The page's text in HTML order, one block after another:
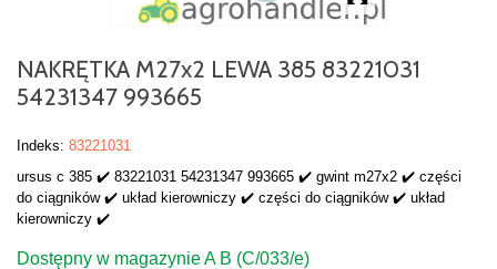
NAKRĘTKA M27x2 LEWA 385 83221031
54231347 993665
Indeks: 83221031
ursus c 385 ✔️ 83221031 54231347 993665 ✔️ gwint m27x2 ✔️ części
do ciągników ✔️ układ kierowniczy ✔️ części do ciągników ✔️ układ
kierowniczy ✔️
Dostępny w magazynie A B (C/033/e)